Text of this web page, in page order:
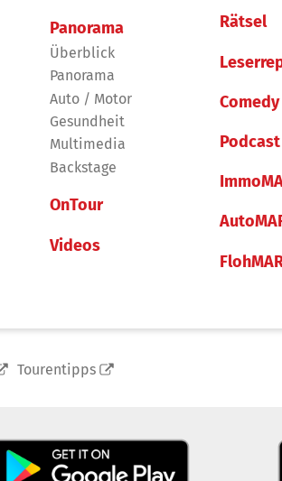
Panorama
Überblick
Panorama
Auto / Motor
Gesundheit
Multimedia
Backstage
OnTour
Videos
Rätsel
Comedy
Podcast
Tourentipps